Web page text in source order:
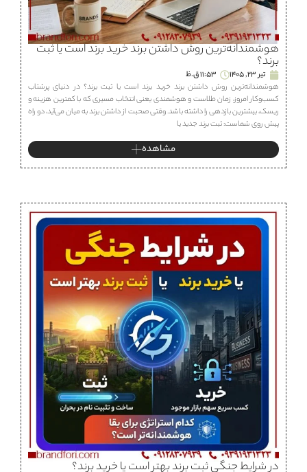
هوشمندانه‌ترین روش داشتن برند خرید برند است یا ثبت
برند؟
تیر 23, 1405
11:53 ق.ظ
هوشمندانه‌ترین روش داشتن برند خرید برند است یا ثبت برند؟ در دنیای پرشتاب
کسب‌وکار امروز، زمان طلاست و هوشمندی یعنی انتخاب مسیری که با کمترین هزینه و
ریسک، بیشترین بازدهی را داشته باشد. وقتی صحبت از داشتن برند به میان می‌آید، دو راه
پیش روی شماست: ثبت برند جدید یا
مشاهده
در شرایط جنگی ثبت برند بهتر است یا خرید برند؟